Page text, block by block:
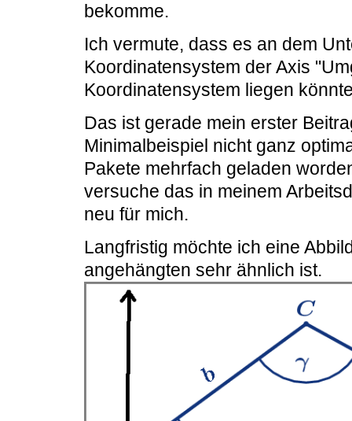
bekomme.
Ich vermute, dass es an dem
Koordinatensystem der Axis
Koordinatensystem liegen
Das ist gerade mein erster
Minimalbeispiel nicht ganz
Pakete mehrfach geladen
versuche das in meinem
neu für mich.
Langfristig möchte ich eine
angehängten sehr ähnlich ist.